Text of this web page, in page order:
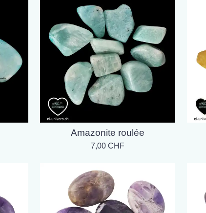
Amazonite roulée
7,00 CHF